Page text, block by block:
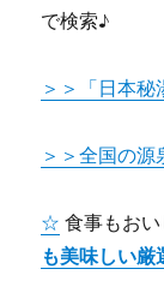
で検索♪
＞＞「日本
＞＞全国の
☆ 食事もお
も美味しい